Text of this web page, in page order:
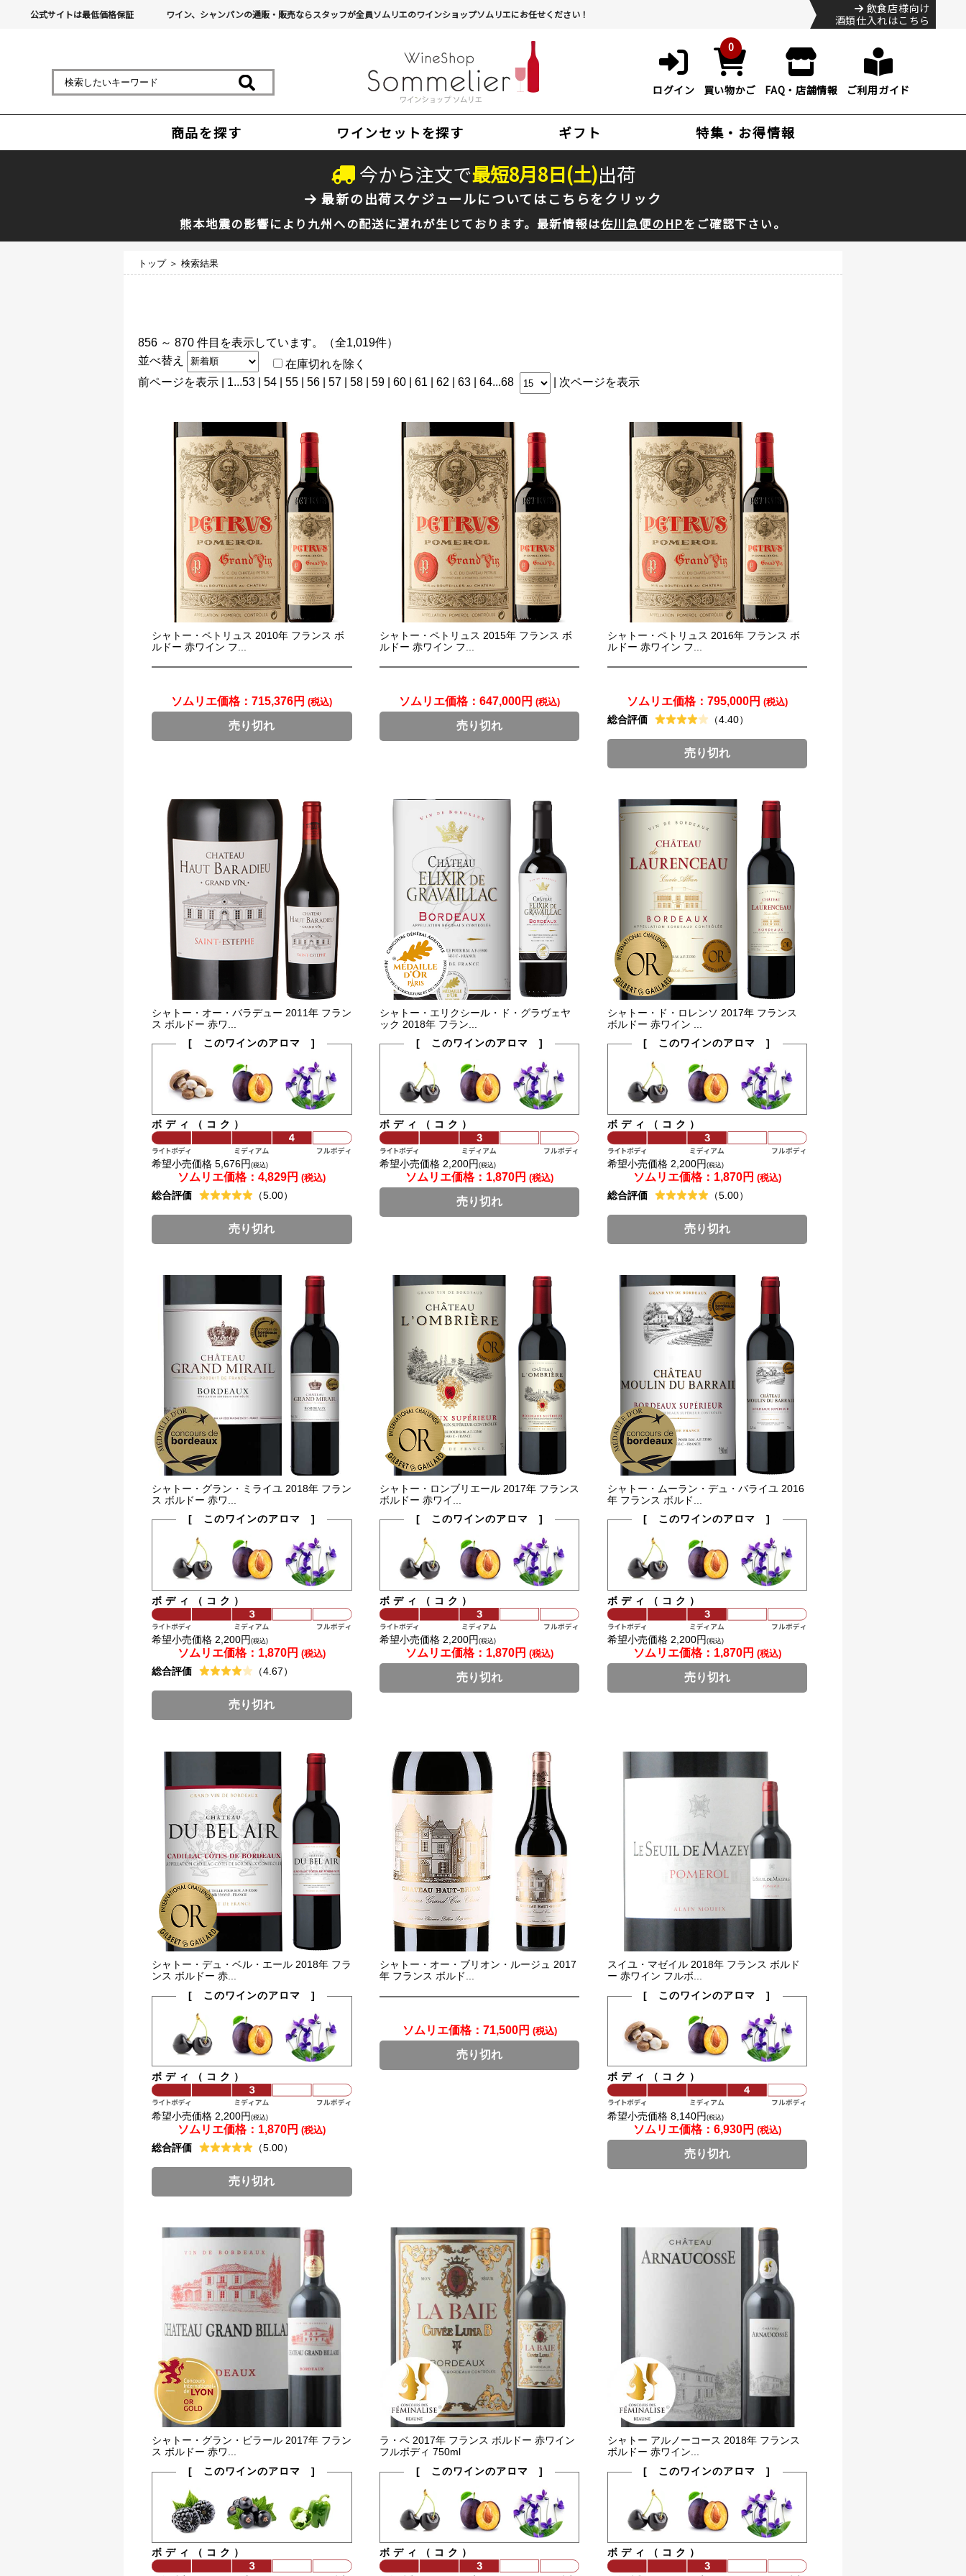
公式サイトは最低価格保証 ワイン、シャンパンの通販・販売ならスタッフが全員ソムリエのワインショップソムリエにお任せください！
飲食店様向け
酒類仕入れはこちら
ログイン
0
買い物かご FAQ・店舗情報 ご利用ガイド
商品を探す ワインセットを探す ギフト 特集・お得情報
今から注文で最短8月8日(土)出荷
最新の出荷スケジュールについてはこちらをクリック
熊本地震の影響により九州への配送に遅れが生じております。最新情報は佐川急便のHPをご確認下さい。
トップ ＞ 検索結果
856 ～ 870 件目を表示しています。（全1,019件）
並べ替え
在庫切れを除く
前ページを表示
1...53 54 55 56 57 | 58 | 59 60 61 62 63 64...68 次ページを表示
シャトー・ペトリュス 2010年 フランス ボ
ルドー 赤ワイン フ...
ソムリエ価格：715,376円 (税込)
売り切れ
シャトー・ペトリュス 2015年 フランス ボ
ルドー 赤ワイン フ...
ソムリエ価格：647,000円 (税込)
売り切れ
シャトー・ペトリュス 2016年 フランス ボ
ルドー 赤ワイン フ...
ソムリエ価格： 795,000円 (税込)
総合評価 （4.40）
売り切れ
シャトー・オー・バラデュー 2011年 フラン
ス ボルドー 赤ワ...
[ このワインのアロマ ]
ボディ（コク）
希望小売価格 5,676円(税込)
ソムリエ価格：4,829円 (税込)
総合評価 （5.00）
売り切れ
シャトー・エリクシール・ド・グラヴェヤ
ック 2018年 フラン...
[ このワインのアロマ ]
ボディ（コク）
希望小売価格 2,200円 (税込)
ソムリエ価格： 1,870円 (税込)
売り切れ
シャトー・ド・ロレンソ 2017年 フランス
ボルドー 赤ワイン ...
[ このワインのアロマ ]
ボディ（コク）
希望小売価格 2,200円 (税込)
ソムリエ価格： 1,870円 (税込)
総合評価 （5.00）
売り切れ
シャトー・グラン・ミライユ 2018年 フラン
ス ボルドー 赤ワ...
[ このワインのアロマ ]
ボディ（コク）
希望小売価格 2,200円(税込)
ソムリエ価格： 1,870円 (税込)
総合評価 （4.67）
売り切れ
シャトー・ロンブリエール 2017年 フランス
ボルドー 赤ワイ...
[ このワインのアロマ ]
ボディ（コク）
希望小売価格 2,200円 (税込)
ソムリエ価格： 1,870円 (税込)
売り切れ
シャトー・ムーラン・デュ・バライユ 2016
年 フランス ボルド...
[ このワインのアロマ ]
ボディ（コク）
希望小売価格 2,200円 (税込)
ソムリエ価格： 1,870円 (税込)
売り切れ
シャトー・デュ・ベル・エール 2018年 フラ
ンス ボルドー 赤...
[ このワインのアロマ ]
ボディ（コク）
希望小売価格 2,200円(税込)
ソムリエ価格： 1,870円 (税込)
総合評価 （5.00）
売り切れ
シャトー・オー・ブリオン・ルージュ 2017
年 フランス ボルド...
ソムリエ価格： 71,500円 (税込)
売り切れ
スイユ・マゼイル 2018年 フランス ボルド
ー 赤ワイン フルボ...
[ このワインのアロマ ]
ボディ（コク）
希望小売価格 8,140円 (税込)
ソムリエ価格： 6,930円 (税込)
売り切れ
シャトー・グラン・ビラール 2017年 フラン
ス ボルドー 赤ワ...
[ このワインのアロマ ]
ボディ（コク）
ラ・ベ 2017年 フランス ボルドー 赤ワイン
フルボディ 750ml
[ このワインのアロマ ]
ボディ（コク）
シャトー アルノーコース 2018年 フランス
ボルドー 赤ワイン...
[ このワインのアロマ ]
ボディ（コク）